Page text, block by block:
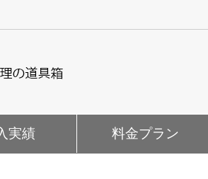
実績 料金プラン